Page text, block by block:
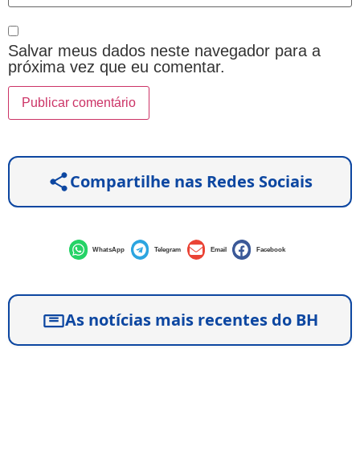
Salvar meus dados neste navegador para a
próxima vez que eu comentar.
Compartilhe nas Redes Sociais
WhatsApp Telegram Email Facebook
As notícias mais recentes do BH